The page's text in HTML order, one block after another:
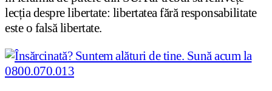
lecția despre libertate: libertatea fără responsabilitate
este o falsă libertate.